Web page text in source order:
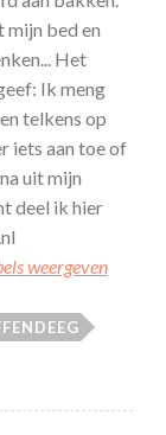
mijn bed en
Het
Ik meng
telkens op
iets aan toe of
uit mijn
deel ik hier
weergeven